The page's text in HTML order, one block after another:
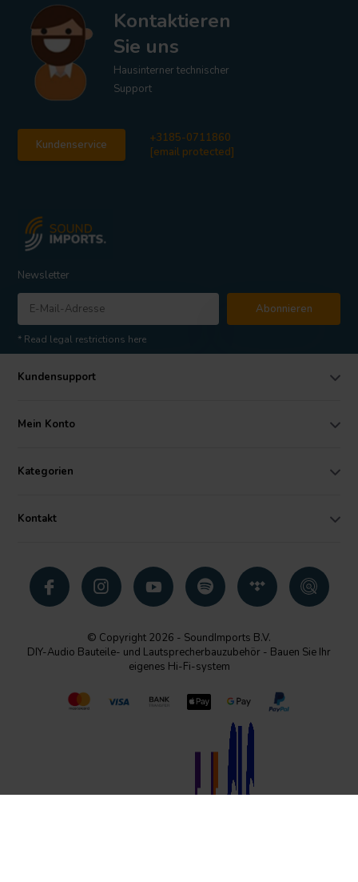
Kontaktieren
Sie uns
Hausinterner technischer
Support
Kundenservice
+3185-0711860
[email protected]
Newsletter
Abonnieren
* Read legal restrictions here
Kundensupport
Mein Konto
Kategorien
Kontakt
© Copyright 2026 - SoundImports B.V.
DIY-Audio Bauteile- und Lautsprecherbauzubehör - Bauen Sie Ihr
eigenes Hi-Fi-system